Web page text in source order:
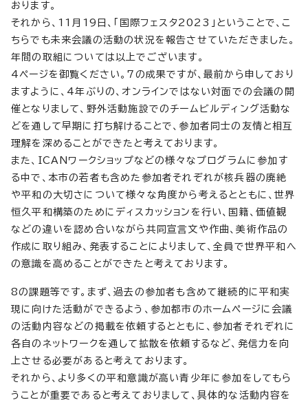
おります。
それから、11月19日、「国際フェスタ2023」ということで、こ
ちらでも未来会議の活動の状況を報告させていただきました。
年間の取組については以上でございます。
4ページを御覧ください。7の成果ですが、最前から申しており
ますように、4年ぶりの、オンラインではない対面での会議の開
催となりまして、野外活動施設でのチームビルディング活動な
どを通して早期に打ち解けることで、参加者同士の友情と相互
理解を深めることができたと考えております。
また、ICANワークショップなどの様々なプログラムに参加す
る中で、本市の若者も含めた参加者それぞれが核兵器の廃絶
や平和の大切さについて様々な角度から考えるとともに、世界
恒久平和構築のためにディスカッションを行い、国籍、価値観
などの違いを認め合いながら共同宣言文や作曲、美術作品の
作成に取り組み、発表することによりまして、全員で世界平和へ
の意識を高めることができたと考えております。
8の課題等です。まず、過去の参加者も含めて継続的に平和実
現に向けた活動ができるよう、参加都市のホームページに会議
の活動内容などの掲載を依頼するとともに、参加者それぞれに
各自のネットワークを通して拡散を依頼するなど、発信力を向
上させる必要があると考えております。
それから、より多くの平和意識が高い青少年に参加をしてもら
うことが重要であると考えておりまして、具体的な活動内容を